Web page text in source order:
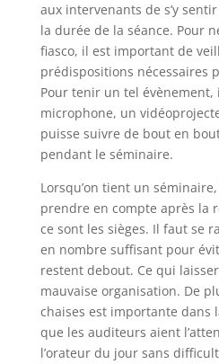
aux intervenants de s’y
la durée de la séance. Pour
fiasco, il est important de
prédispositions nécessaires
Pour tenir un tel
microphone, un
puisse suivre de bout en
pendant le séminaire.
Lorsqu’on tient un
prendre en compte après la
ce sont les sièges. Il faut se
en nombre suffisant pour
restent debout. Ce qui
mauvaise organisation. De
chaises est importante dans
que les auditeurs aient
l’orateur du jour sans